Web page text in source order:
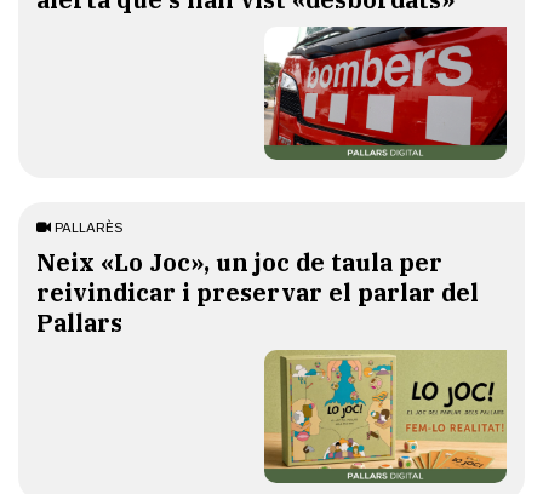
PALLARÈS
​Neix «Lo Joc», un joc de taula per
reivindicar i preservar el parlar del
Pallars